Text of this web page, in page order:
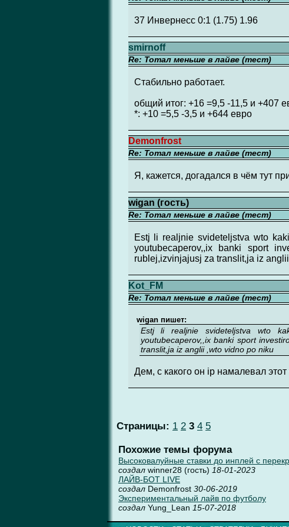
37 Инвернесс 0:1 (1.75) 1.96
smirnoff
Re: Тотал меньше в лайве (тест)
Стабильно работает.
общий итог: +16 =9,5 -11,5 и +407
*: +10 =5,5 -3,5 и +644 евро
Demonfrost
Re: Тотал меньше в лайве (тест)
Я, кажется, догадался в чём тут
wigan (гость)
Re: Тотал меньше в лайве (тест)
Estj li realjnie svideteljstva wto
youtubecaperov,,ix banki sport
rublej,izvinjajusj za translit,ja iz
Kot_FM
Re: Тотал меньше в лайве (тест)
wigan пишет:
Estj li realjnie svideteljstva wto
youtubecaperov,,ix banki sport
translit,ja iz anglii ,wto vidno po niku
Дем, с какого он ip намалевал
Страницы: 1 2 3 4 5
Похожие темы форума
Высоковалуйные ставки до инплей с
создал winner28 (гость) 18-01-2023
ЛАЙВ-БОТ LIVE
создал Demonfrost 30-06-2019
Экспериментальный лайв по футболу
создал Yung_Lean 15-07-2018